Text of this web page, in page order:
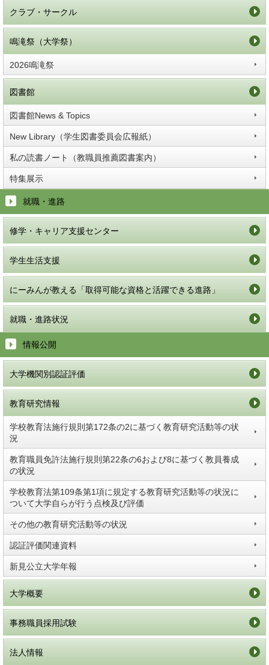
クラブ・サークル
鳴滝祭（大学祭）
2026鳴滝祭
図書館
図書館News & Topics
New Library（学生図書委員会広報紙）
私の読書ノート（教職員推薦図書案内）
特集展示
就職・進路
修学・キャリア支援センター
学生生活支援
にーみんが教える「取得可能な資格と活躍できる進路」
就職・進路状況
情報公開
大学機関別認証評価
教育研究情報
学校教育法施行規則第172条の2に基づく教育研究活動等の状
況
教育職員免許法施行規則第22条の6および8に基づく教員養成
の状況
学校教育法第109条第1項に規定する教育研究活動等の状況に
ついて大学自らが行う点検及び評価
その他の教育研究活動等の状況
認証評価関連資料
新見公立大学年報
大学概要
事務職員採用試験
法人情報